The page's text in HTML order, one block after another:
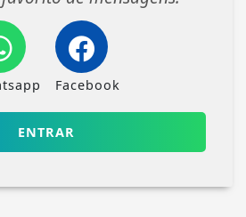
Facebook
ENTRAR